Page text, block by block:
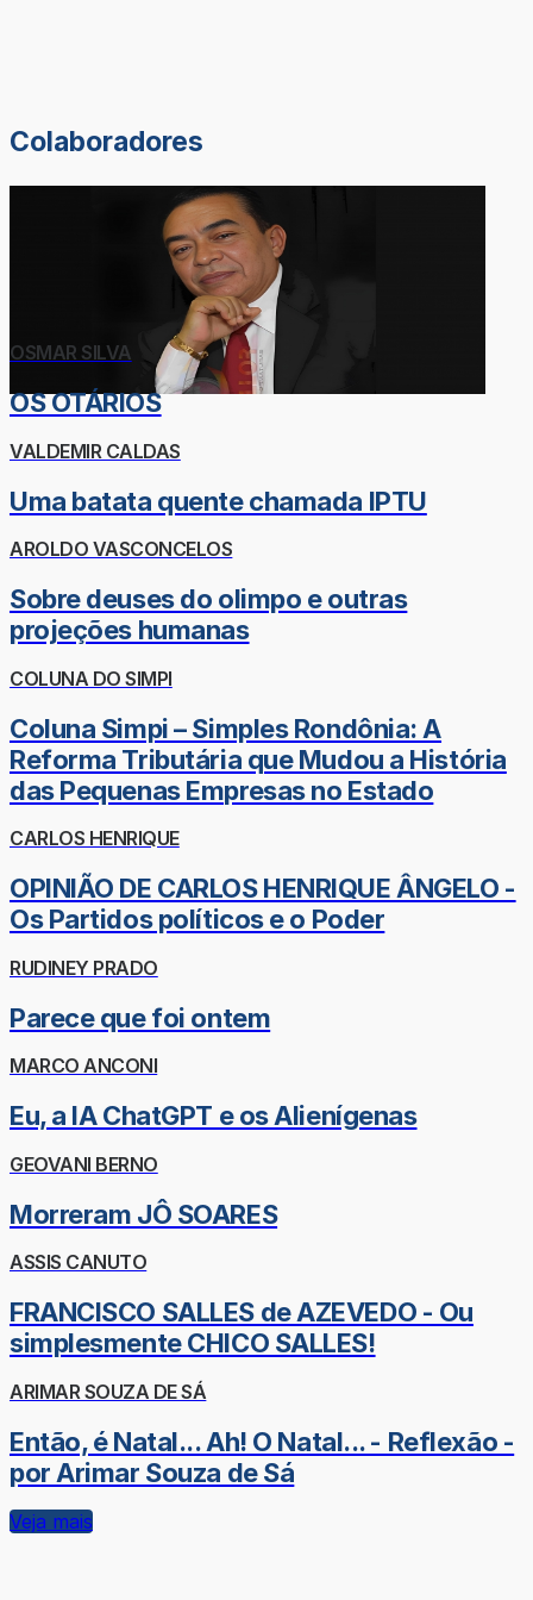
Colaboradores
OSMAR SILVA
OS OTÁRIOS
VALDEMIR CALDAS
Uma batata quente chamada IPTU
AROLDO VASCONCELOS
Sobre deuses do olimpo e outras
projeções humanas
COLUNA DO SIMPI
Coluna Simpi – Simples Rondônia: A
Reforma Tributária que Mudou a História
das Pequenas Empresas no Estado
CARLOS HENRIQUE
OPINIÃO DE CARLOS HENRIQUE ÂNGELO -
Os Partidos políticos e o Poder
RUDINEY PRADO
Parece que foi ontem
MARCO ANCONI
Eu, a IA ChatGPT e os Alienígenas
GEOVANI BERNO
Morreram JÔ SOARES
ASSIS CANUTO
FRANCISCO SALLES de AZEVEDO - Ou
simplesmente CHICO SALLES!
ARIMAR SOUZA DE SÁ
Então, é Natal... Ah! O Natal... - Reflexão -
por Arimar Souza de Sá
Veja mais